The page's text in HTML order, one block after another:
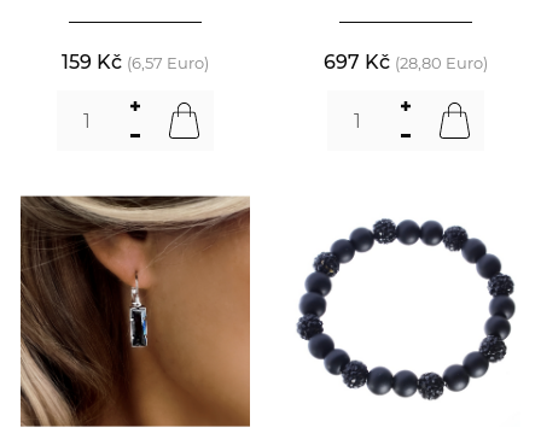
159 Kč (6,57 Euro) 697 Kč (28,80 Euro)